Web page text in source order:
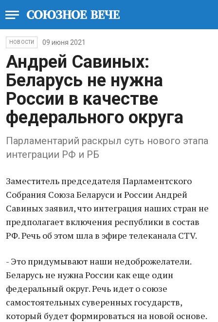
НОВОСТИ 09 июня 2021
Андрей Савиных:
Беларусь не нужна
России в качестве
федерального округа
Парламентарий раскрыл суть нового этапа
интеграции РФ и РБ
Заместитель председателя Парламентского
Собрания Союза Беларуси и России Андрей
Савиных заявил, что интеграция наших стран не
предполагает включения республики в состав
РФ. Речь об этом шла в эфире телеканала CTV.
- Это придумывают наши недоброжелатели.
Беларусь не нужна России как еще один
федеральный округ. Речь идет о союзе
самостоятельных суверенных государств,
который будет формироваться на новой основе.